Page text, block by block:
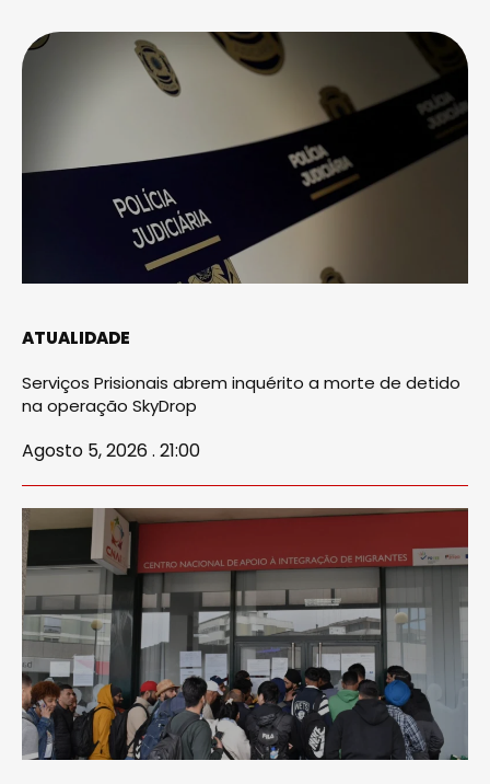
ATUALIDADE
Serviços Prisionais abrem inquérito a morte de detido
na operação SkyDrop
Agosto 5, 2026 . 21:00